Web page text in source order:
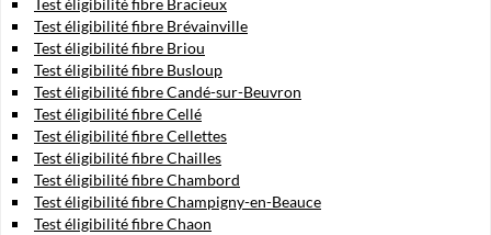
Test éligibilité fibre Bracieux
Test éligibilité fibre Brévainville
Test éligibilité fibre Briou
Test éligibilité fibre Busloup
Test éligibilité fibre Candé-sur-Beuvron
Test éligibilité fibre Cellé
Test éligibilité fibre Cellettes
Test éligibilité fibre Chailles
Test éligibilité fibre Chambord
Test éligibilité fibre Champigny-en-Beauce
Test éligibilité fibre Chaon